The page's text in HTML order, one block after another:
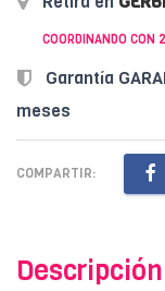
COORDINANDO CON
Garantía
meses
COMPARTIR:
Descripción